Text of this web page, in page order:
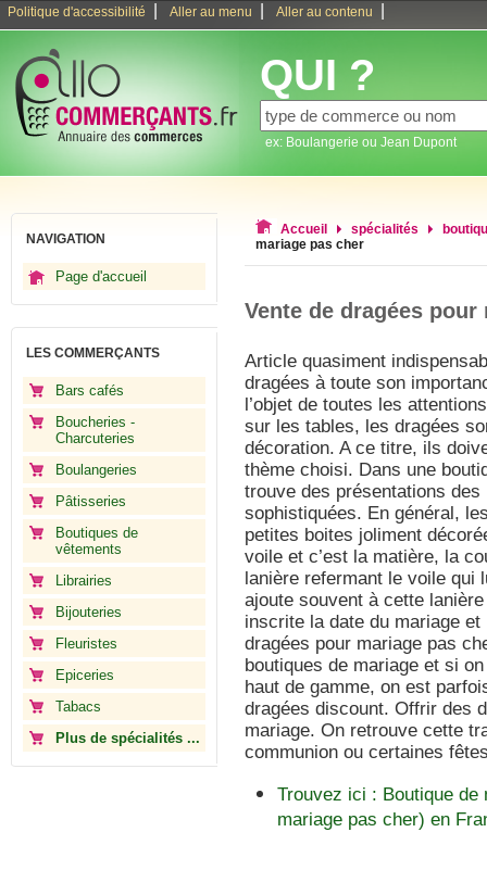
Politique d'accessibilité Aller au menu Aller au contenu
QUI ?
ex: Boulangerie ou Jean Dupont
NAVIGATION
Page d'accueil
LES COMMERÇANTS
Bars cafés
Boucheries -
Charcuteries
Boulangeries
Pâtisseries
Boutiques de
vêtements
Librairies
Bijouteries
Fleuristes
Epiceries
Tabacs
Plus de spécialités ...
Accueil spécialités
mariage pas cher
Vente de dragées
Article quasiment
dragées à toute son
l’objet de toutes les
sur les tables, les dragées
décoration. A ce titre, ils
thème choisi. Dans une
trouve des présentations
sophistiquées. En général,
petites boites joliment
voile et c’est la matière, la
lanière refermant le voile qui
ajoute souvent à cette
inscrite la date du mariage
dragées pour mariage pas
boutiques de mariage et si
haut de gamme, on est
dragées discount. Offrir des
mariage. On retrouve cette
communion ou certaines
Trouvez ici : Boutique de
mariage pas cher) en